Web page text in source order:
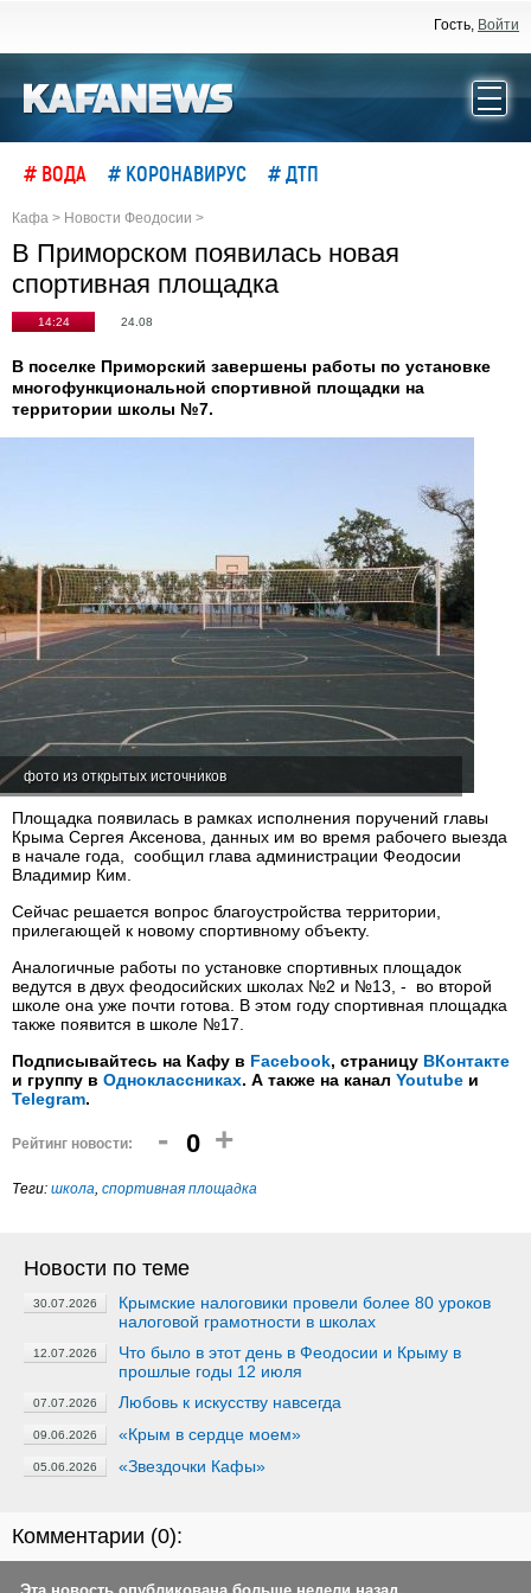
Гость, Войти
# ВОДА # КОРОНАВИРУС # ДТП
Кафа > Новости Феодосии >
В Приморском появилась новая
спортивная площадка
14:24 24.08
В поселке Приморский завершены работы по установке
многофункциональной спортивной площадки на
территории школы №7.
фото из открытых источников
Площадка появилась в рамках исполнения поручений главы
Крыма Сергея Аксенова, данных им во время рабочего выезда
в начале года, сообщил глава администрации Феодосии
Владимир Ким.
Сейчас решается вопрос благоустройства территории,
прилегающей к новому спортивному объекту.
Аналогичные работы по установке спортивных площадок
ведутся в двух феодосийских школах №2 и №13, - во второй
школе она уже почти готова. В этом году спортивная площадка
также появится в школе №17.
Подписывайтесь на Кафу в Facebook, страницу ВКонтакте
и группу в Одноклассниках. А также на канал Youtube и
Telegram.
Рейтинг новости: - 0 +
Теги: школа, спортивная площадка
Новости по теме
30.07.2026
Крымские налоговики провели более 80 уроков
налоговой грамотности в школах
12.07.2026
Что было в этот день в Феодосии и Крыму в
прошлые годы 12 июля
07.07.2026 Любовь к искусству навсегда
09.06.2026 «Крым в сердце моем»
05.06.2026 «Звездочки Кафы»
Комментарии (0):